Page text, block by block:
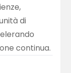
di
continua.